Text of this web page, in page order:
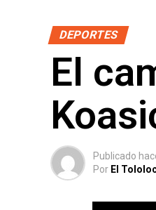
DEPORTES
El
Publicado
Por El